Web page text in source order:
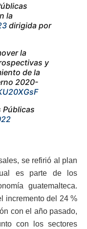
la
dirigida por
la
y
de la
2020-
se refirió al plan
es parte de los
guatemalteca.
incremento del 24 %
con el año pasado,
con los sectores